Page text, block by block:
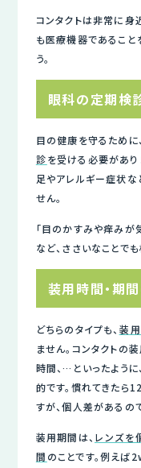
コンタクトは非常に身
も医療機器であること
う。
眼科の定期検
目の健康を守るために、
診を受ける必要があり
足やアレルギー症状な
せん。
「目のかすみや痒みが
など、ささいなことで
装用時間・期
どちらのタイプも、 装
ません。コンタクトの
時間、…といったよう
的です。慣れてきた
すが、個人差があるの
装用期間は、 レンズを
間 のことです。例え